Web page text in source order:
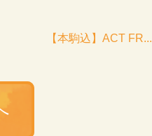
【本駒込】ACT FR...